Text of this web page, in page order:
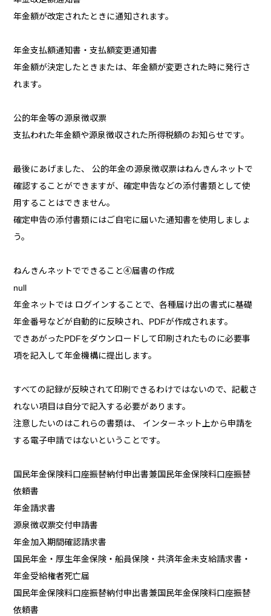
年金額が改定されたときに通知されます。
年金支払額通知書・支払額変更通知書
年金額が決定したときまたは、年金額が変更された時に発行さ
れます。
公的年金等の源泉徴収票
支払われた年金額や源泉徴収された所得税額のお知らせです。
最後にあげました、 公的年金の源泉徴収票はねんきんネットで
確認することができますが、確定申告などの添付書類として使
用することはできません。
確定申告の添付書類にはご自宅に届いた通知書を使用しましょ
う。
ねんきんネットでできること④届書の作成
null
年金ネットでは ログインすることで、各種届け出の書式に基礎
年金番号などが自動的に反映され、PDFが作成されます。
できあがったPDFをダウンロードして印刷されたものに必要事
項を記入して年金機構に提出します。
すべての記録が反映されて印刷できるわけではないので、記載さ
れない項目は自分で記入する必要があります。
注意したいのはこれらの書類は、 インターネット上から申請を
する電子申請ではないということです。
国民年金保険料口座振替納付申出書兼国民年金保険料口座振替
依頼書
年金請求書
源泉徴収票交付申請書
年金加入期間確認請求書
国民年金・厚生年金保険・船員保険・共済年金未支給請求書・
年金受給権者死亡届
国民年金保険料口座振替納付申出書兼国民年金保険料口座振替
依頼書